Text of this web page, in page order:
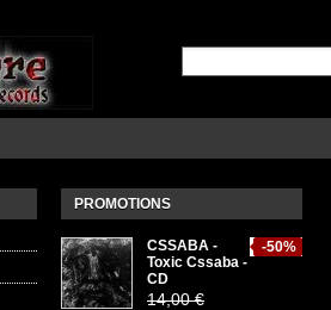
PROMOTIONS
-50%
CSSABA -
Toxic Cssaba -
CD
14,00 €